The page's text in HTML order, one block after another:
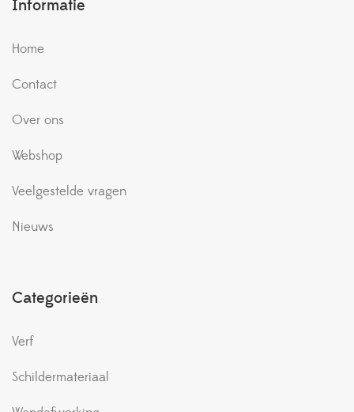
Informatie
Home
Contact
Over ons
Webshop
Veelgestelde vragen
Nieuws
Categorieën
Verf
Schildermateriaal